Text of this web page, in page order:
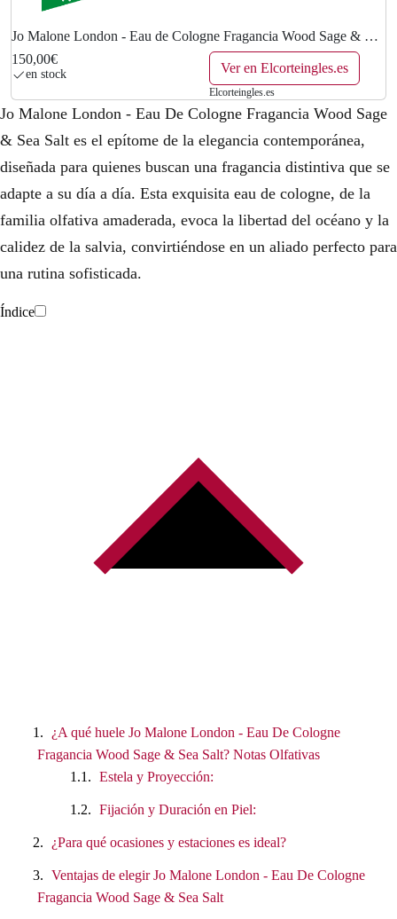
Jo Malone London - Eau de Cologne Fragancia Wood Sage & Sea
Salt Jo Malone London.
150,00€
en stock Ver en Elcorteingles.es
Elcorteingles.es
Jo Malone London - Eau De Cologne Fragancia Wood Sage
& Sea Salt es el epítome de la elegancia contemporánea,
diseñada para quienes buscan una fragancia distintiva que se
adapte a su día a día. Esta exquisita eau de cologne, de la
familia olfativa amaderada, evoca la libertad del océano y la
calidez de la salvia, convirtiéndose en un aliado perfecto para
una rutina sofisticada.
Índice
¿A qué huele Jo Malone London - Eau De Cologne
Fragancia Wood Sage & Sea Salt? Notas Olfativas
Estela y Proyección:
Fijación y Duración en Piel:
¿Para qué ocasiones y estaciones es ideal?
Ventajas de elegir Jo Malone London - Eau De Cologne
Fragancia Wood Sage & Sea Salt